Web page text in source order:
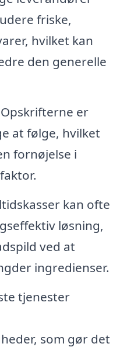
friske,
hvilket kan
den generelle
Opskrifterne er
at følge, hvilket
fornøjelse i
kan ofte
løsning,
ved at
ingredienser.
tjenester
som gør det